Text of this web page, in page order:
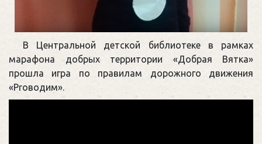
В Центральной детской библиотеке в рамках
марафона добрых территории «Добрая Вятка»
прошла игра по правилам дорожного движения
«Proводим».